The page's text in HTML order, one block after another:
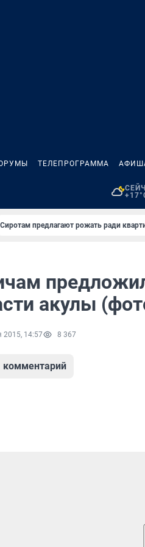
ТЕЛЕПРОГРАММА
Сиротам предлагают рожать ради
акулы
2015, 14:57 8 367
комментарий